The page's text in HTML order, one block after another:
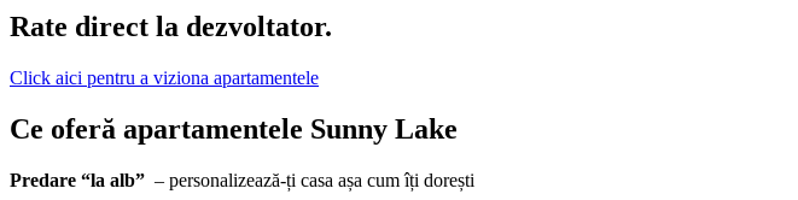
Rate direct la dezvoltator.
Click aici pentru a viziona apartamentele
Ce oferă apartamentele Sunny Lake
Predare “la alb” – personalizează-ți casa așa cum îți dorești